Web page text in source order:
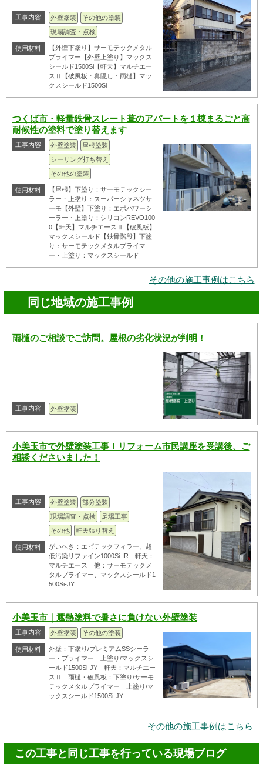
工事内容 外壁塗装
その他の塗装
現場調査・点検
使用材料
【外壁下塗り】サーモテックメタル
プライマー【外壁上塗り】マックス
シールド1500Si【軒天】マルチエー
スⅡ【破風板・鼻隠し・雨樋】マッ
クスシールド1500Si
つくば市・軽量鉄骨スレート葺のアパートを１棟まるごと高
耐候性の塗料で塗り替えます
工事内容 外壁塗装
屋根塗装
シーリング打ち替え
その他の塗装
使用材料
【屋根】下塗り：サーモテックシー
ラー・上塗り：スーパーシャネツサ
ーモ【外壁】下塗り：エポパワーシ
ーラー・上塗り：シリコンREVO100
0【軒天】マルチエースⅡ【破風板】
マックスシールド【鉄骨階段】下塗
り：サーモテックメタルプライマ
ー・上塗り：マックスシールド
その他の施工事例はこちら
同じ地域の施工事例
雨樋のご相談でご訪問。屋根の劣化状況が判明！
工事内容 外壁塗装
小美玉市で外壁塗装工事！リフォーム市民講座を受講後、ご
相談くださいました！
工事内容 外壁塗装
部分塗装
現場調査・点検
足場工事
その他
軒天張り替え
使用材料
がいへき：エピテックフィラー、超
低汚染リファイン1000Si-IR 軒天：
マルチエース 他：サーモテックメ
タルプライマー、マックスシールド1
500Si-JY
小美玉市｜遮熱塗料で暑さに負けない外壁塗装
工事内容 外壁塗装 その他の塗装
使用材料
外壁：下塗り/プレミアムSSシーラ
ー・プライマー 上塗り/マックスシ
ールド1500Si-JY 軒天：マルチエー
スⅡ 雨樋・破風板：下塗り/サーモ
テックメタルプライマー 上塗り/マ
ックスシールド1500Si-JY
その他の施工事例はこちら
この工事と同じ工事を行っている現場ブログ